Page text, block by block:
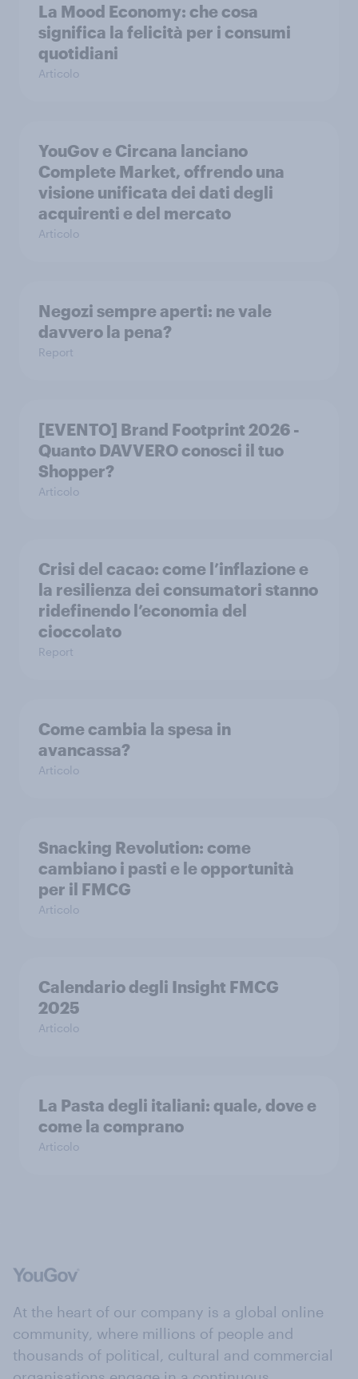
La Mood Economy: che cosa
significa la felicità per i consumi
quotidiani
Articolo
YouGov e Circana lanciano
Complete Market, offrendo una
visione unificata dei dati degli
acquirenti e del mercato
Articolo
Negozi sempre aperti: ne vale
davvero la pena?
Report
[EVENTO] Brand Footprint 2026 -
Quanto DAVVERO conosci il tuo
Shopper?
Articolo
Crisi del cacao: come l’inflazione e
la resilienza dei consumatori stanno
ridefinendo l’economia del
cioccolato
Report
Come cambia la spesa in
avancassa?
Articolo
Snacking Revolution: come
cambiano i pasti e le opportunità
per il FMCG
Articolo
Calendario degli Insight FMCG
2025
Articolo
La Pasta degli italiani: quale, dove e
come la comprano
Articolo
At the heart of our company is a global online
community, where millions of people and
thousands of political, cultural and commercial